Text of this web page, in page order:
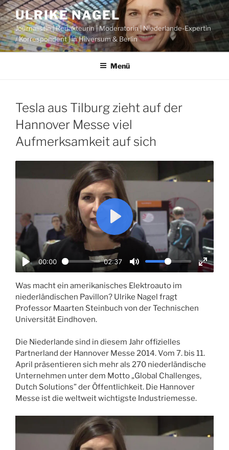
Zum
Inhalt
springen
ULRIKE NAGEL
Journalistin | Redakteurin | Moderatorin | Niederlande-Expertin
/ Korrespondent | in Hilversum & Berlin
Menü
Tesla aus Tilburg zieht auf der
Hannover Messe viel
Aufmerksamkeit auf sich
P
l
a
y
00:00 02:37
M
u
t
e
E
l
e
l
a
y
Was macht ein amerikanisches Elektroauto im
niederländischen Pavillon? Ulrike Nagel fragt
Professor Maarten Steinbuch von der Technischen
Universität Eindhoven.
Die Niederlande sind in diesem Jahr offizielles
Partnerland der Hannover Messe 2014. Vom 7. bis 11.
April präsentieren sich mehr als 270 niederländische
Unternehmen unter dem Motto „Global Challenges,
Dutch Solutions” der Öffentlichkeit. Die Hannover
Messe ist die weltweit wichtigste Industriemesse.